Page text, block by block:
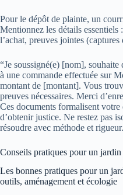
Pour le dépôt de plainte, un
Mentionnez les détails essentiels
l’achat, preuves jointes
“Je soussigné(e) [nom],
à une commande effectuée sur
montant de [montant]. Vous
preuves nécessaires. Merci
Ces documents formalisent
d’obtenir justice. Ne restez pas
résoudre avec méthode et rigueur.
Conseils pratiques pour un
Les bonnes pratiques pour un
outils, aménagement et écologie